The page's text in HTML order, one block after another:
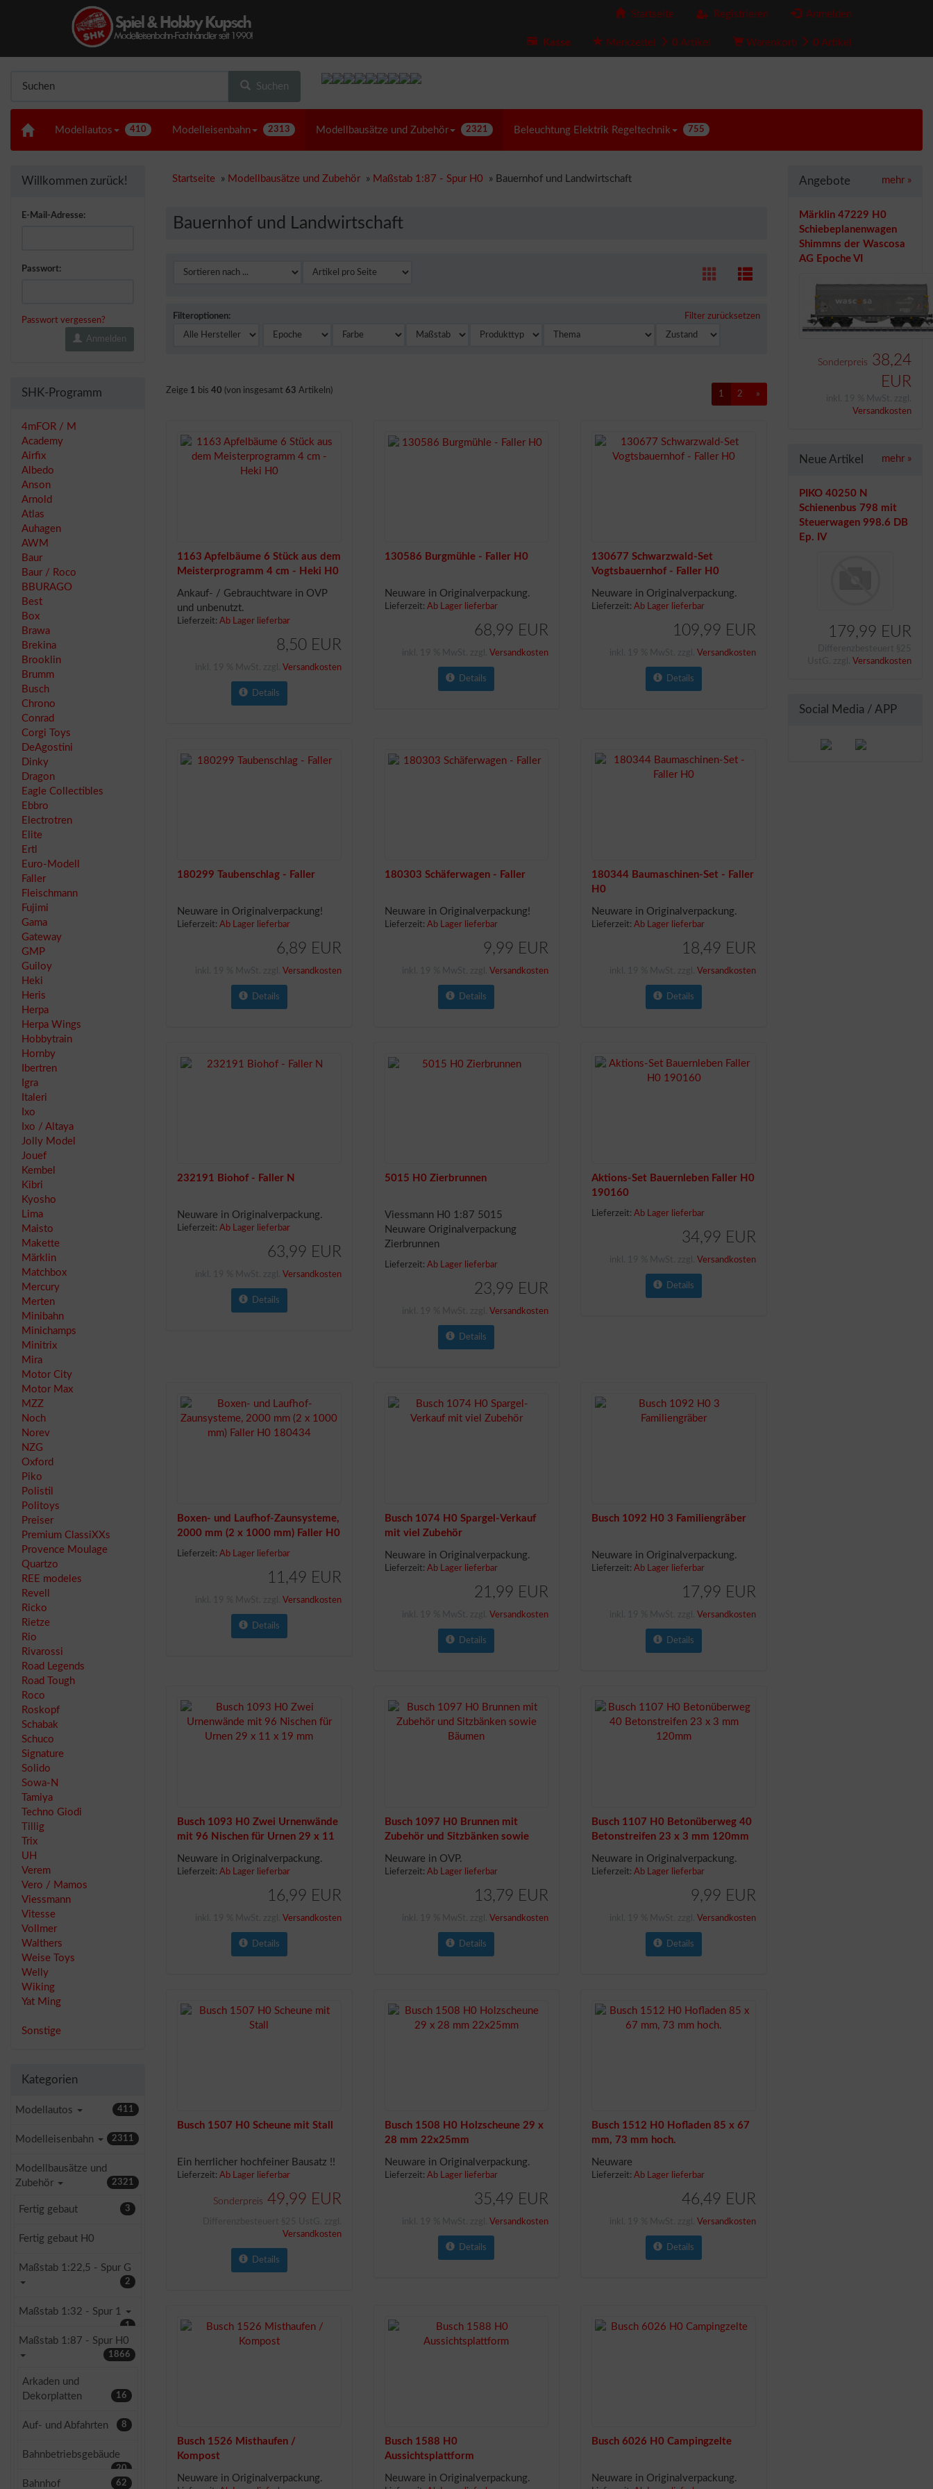
Startseite Registrieren Anmelden
Kasse Merkzettel 0 Artikel Warenkorb 0 Artikel
Suchen
Modellautos 410 Modelleisenbahn 2313 Modellbausätze und Zubehör 2321 Beleuchtung Elektrik Regeltechnik 755
Willkommen zurück!
E-Mail-Adresse:
Passwort:
Passwort vergessen?
Anmelden
SHK-Programm
4mFOR / M
Academy
Airfix
Albedo
Anson
Arnold
Atlas
Auhagen
AWM
Baur
Baur / Roco
BBURAGO
Best
Box
Brawa
Brekina
Brooklin
Brumm
Busch
Chrono
Conrad
Corgi Toys
DeAgostini
Dinky
Dragon
Eagle Collectibles
Ebbro
Electrotren
Elite
Ertl
Euro-Modell
Faller
Fleischmann
Fujimi
Gama
Gateway
GMP
Guiloy
Heki
Heris
Herpa
Herpa Wings
Hobbytrain
Hornby
Ibertren
Igra
Italeri
Ixo
Ixo / Altaya
Jolly Model
Jouef
Kembel
Kibri
Kyosho
Lima
Maisto
Makette
Märklin
Matchbox
Mercury
Merten
Minibahn
Minichamps
Minitrix
Mira
Motor City
Motor Max
MZZ
Noch
Norev
NZG
Oxford
Piko
Polistil
Politoys
Preiser
Premium ClassiXXs
Provence Moulage
Quartzo
REE modeles
Revell
Ricko
Rietze
Rio
Rivarossi
Road Legends
Road Tough
Roco
Roskopf
Schabak
Schuco
Signature
Solido
Sowa-N
Tamiya
Techno Giodi
Tillig
Trix
UH
Verem
Vero / Mamos
Viessmann
Vitesse
Vollmer
Walthers
Weise Toys
Welly
Wiking
Yat Ming
Sonstige
Kategorien
Modellautos 411
Modelleisenbahn 2311
Modellbausätze und
Zubehör
2321
Fertig gebaut 3
Fertig gebaut H0
Maßstab 1:22,5 - Spur G
2
Maßstab 1:32 - Spur 1
1
Maßstab 1:87 - Spur H0
1866
Arkaden und
Dekorplatten
16
Auf- und Abfahrten 8
Bahnbetriebsgebäude
20
Bahnhof 62
Startseite » Modellbausätze und Zubehör » Maßstab 1:87 - Spur H0 » Bauernhof und Landwirtschaft
Bauernhof und Landwirtschaft
Filteroptionen: Filter zurücksetzen
Zeige 1 bis 40 (von insgesamt 63 Artikeln) 1 2 »
1163 Apfelbäume 6 Stück aus dem
Meisterprogramm 4 cm - Heki H0
Ankauf- / Gebrauchtware in OVP
und unbenutzt.
Lieferzeit: Ab Lager lieferbar
8,50 EUR
Versandkosten
Details
130586 Burgmühle - Faller H0
Neuware in Originalverpackung.
Lieferzeit: Ab Lager lieferbar
68,99 EUR
inkl. 19 % MwSt. zzgl.Versandkosten
Details
130677 Schwarzwald-Set
Vogtsbauernhof - Faller H0
Neuware in Originalverpackung.
Lieferzeit:Ab Lager lieferbar
109,99 EUR
Versandkosten
Details
180299 Taubenschlag - Faller
Neuware in Originalverpackung!
Lieferzeit: Ab Lager lieferbar
6,89 EUR
Versandkosten
Details
180303 Schäferwagen - Faller
Neuware in Originalverpackung!
Lieferzeit: Ab Lager lieferbar
9,99 EUR
inkl. 19 % MwSt. zzgl.Versandkosten
Details
180344 Baumaschinen-Set - Faller
H0
Neuware in Originalverpackung.
Lieferzeit:Ab Lager lieferbar
18,49 EUR
Versandkosten
Details
232191 Biohof - Faller N
Neuware in Originalverpackung.
Lieferzeit: Ab Lager lieferbar
63,99 EUR
Versandkosten
Details
5015 H0 Zierbrunnen
Viessmann H0 1:87 5015
Neuware Originalverpackung
Zierbrunnen
Lieferzeit: Ab Lager lieferbar
23,99 EUR
inkl. 19 % MwSt. zzgl.Versandkosten
Details
Aktions-Set Bauernleben Faller H0
190160
Lieferzeit:Ab Lager lieferbar
34,99 EUR
Versandkosten
Details
Boxen- und Laufhof-Zaunsysteme,
2000 mm (2 x 1000 mm) Faller H0
180434
Lieferzeit: Ab Lager lieferbar
11,49 EUR
Versandkosten
Details
Busch 1074 H0 Spargel-Verkauf
mit viel Zubehör
Neuware in Originalverpackung.
Lieferzeit: Ab Lager lieferbar
21,99 EUR
inkl. 19 % MwSt. zzgl.Versandkosten
Details
Busch 1092 H0 3 Familiengräber
Neuware in Originalverpackung.
Lieferzeit:Ab Lager lieferbar
17,99 EUR
Versandkosten
Details
Busch 1093 H0 Zwei Urnenwände
mit 96 Nischen für Urnen 29 x 11
Neuware in Originalverpackung.
Lieferzeit: Ab Lager lieferbar
16,99 EUR
Versandkosten
Details
Busch 1097 H0 Brunnen mit
Zubehör und Sitzbänken sowie
Neuware in OVP.
Lieferzeit: Ab Lager lieferbar
13,79 EUR
inkl. 19 % MwSt. zzgl.Versandkosten
Details
Busch 1107 H0 Betonüberweg 40
Betonstreifen 23 x 3 mm 120mm
Neuware in Originalverpackung.
Lieferzeit:Ab Lager lieferbar
9,99 EUR
Versandkosten
Details
Busch 1507 H0 Scheune mit Stall
Ein herrlicher hochfeiner Bausatz !!
Lieferzeit: Ab Lager lieferbar
Sonderpreis 49,99 EUR
Versandkosten
Details
Busch 1508 H0 Holzscheune 29 x
28 mm 22x25mm
Neuware in Originalverpackung.
Lieferzeit: Ab Lager lieferbar
35,49 EUR
inkl. 19 % MwSt. zzgl.Versandkosten
Details
Busch 1512 H0 Hofladen 85 x 67
mm, 73 mm hoch.
Neuware
Lieferzeit:Ab Lager lieferbar
46,49 EUR
Versandkosten
Details
Busch 1526 Misthaufen /
Kompost
Neuware in Originalverpackung.
Busch 1588 H0
Aussichtsplattform
Neuware in Originalverpackung.
Busch 6026 H0 Campingzelte
Neuware in Originalverpackung.
Angebote mehr »
Märklin 47229 H0
Schiebeplanenwagen
Shimmns der Wascosa
AG Epoche VI
Sonderpreis 38,24
EUR
Versandkosten
Neue Artikel mehr »
PIKO 40250 N
Schienenbus 798 mit
Steuerwagen 998.6 DB
Ep. IV
179,99 EUR
Versandkosten
Social Media / APP